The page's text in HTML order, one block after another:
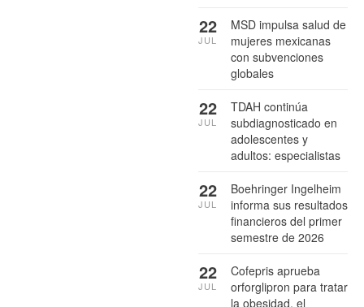
MSD impulsa salud de
mujeres mexicanas
con subvenciones
globales
22
JUL
TDAH continúa
subdiagnosticado en
adolescentes y
adultos: especialistas
22
JUL
Boehringer Ingelheim
informa sus resultados
financieros del primer
semestre de 2026
22
JUL
Cofepris aprueba
orforglipron para tratar
la obesidad, el
22
JUL